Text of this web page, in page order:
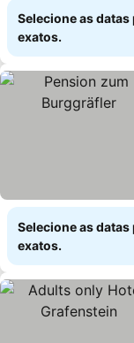
Selecione as
exatos.
Selecione as
exatos.